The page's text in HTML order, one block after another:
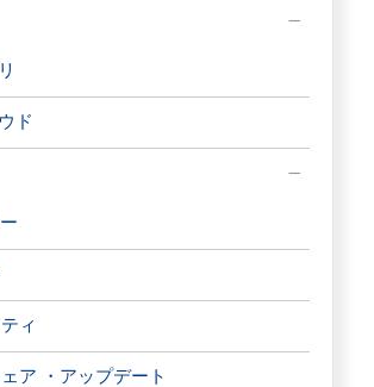
ド
ィ
ア ・アップデート